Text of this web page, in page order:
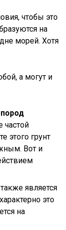
чтобы это
на
морей. Хотя
а могут и
частой
этого грунт
Вот и
также является
это
на